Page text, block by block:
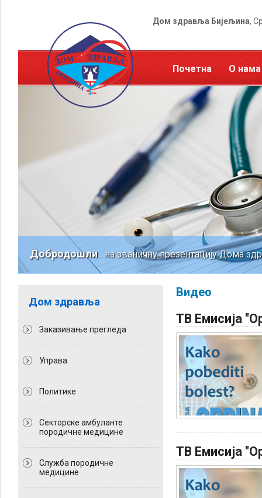
Дом здравља Бијељина,
Почетна О нама
Добродошлина званичну презентацију Дома
Дом здравља
Заказивање прегледа
Управа
Политикe
Секторске амбуланте
породичне медицине
Служба породичне
медицине
Видео
ТВ Емисија
ТВ Емисија